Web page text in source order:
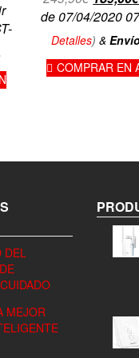
precio
original
era:
de 07/04/2020
Detalles) &
COMPRAR EN
DEL
MEJOR